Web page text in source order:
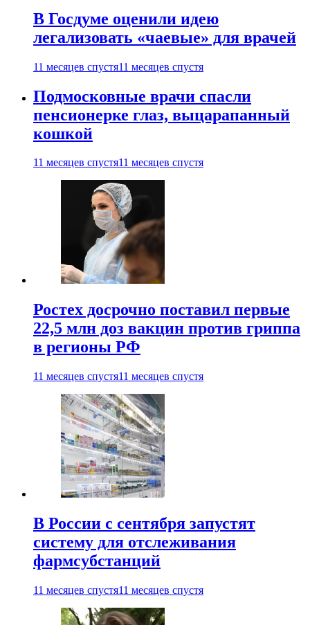
В Госдуме оценили идею
легализовать «чаевые» для врачей
11 месяцев спустя11 месяцев спустя
Подмосковные врачи спасли
пенсионерке глаз, выцарапанный
кошкой
11 месяцев спустя11 месяцев спустя
Ростех досрочно поставил первые
22,5 млн доз вакцин против гриппа
в регионы РФ
11 месяцев спустя11 месяцев спустя
В России с сентября запустят
систему для отслеживания
фармсубстанций
11 месяцев спустя11 месяцев спустя